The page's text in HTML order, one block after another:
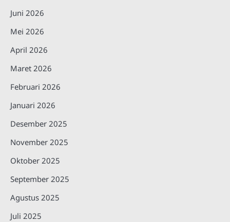
Juni 2026
Mei 2026
April 2026
Maret 2026
Februari 2026
Januari 2026
Desember 2025
November 2025
Oktober 2025
September 2025
Agustus 2025
Juli 2025